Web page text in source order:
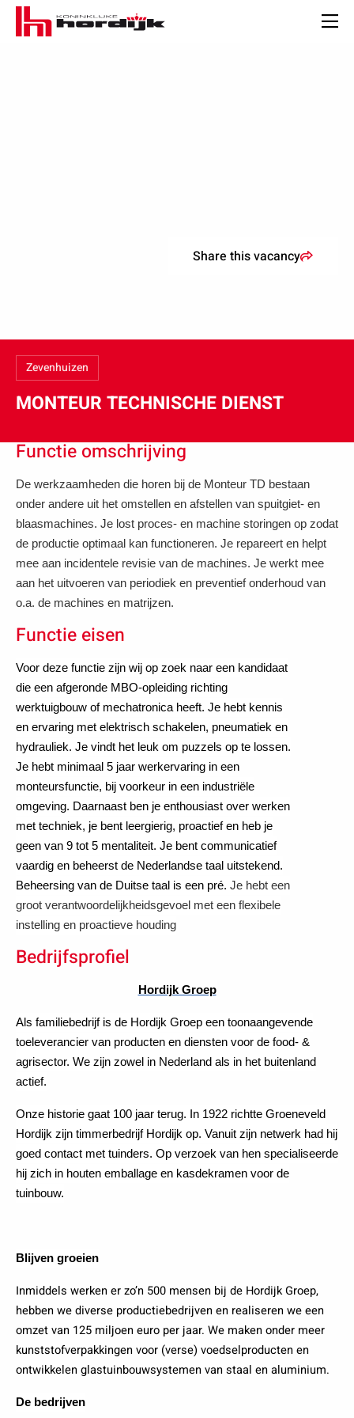
Koninklijke
Hordijk
MONTEUR TECHNISCHE DIENST
Zevenhuizen
Share this vacancy
Functie omschrijving
De werkzaamheden die horen bij de Monteur TD bestaan
onder andere uit het omstellen en afstellen van spuitgiet- en
blaasmachines. Je lost proces- en machine storingen op zodat
de productie optimaal kan functioneren. Je repareert en helpt
mee aan incidentele revisie van de machines. Je werkt mee
aan het uitvoeren van periodiek en preventief onderhoud van
o.a. de machines en matrijzen.
Functie eisen
Voor deze functie zijn wij op zoek naar een kandidaat
die een afgeronde MBO-opleiding richting
werktuigbouw of mechatronica heeft. Je hebt kennis
en ervaring met elektrisch schakelen, pneumatiek en
hydrauliek. Je vindt het leuk om puzzels op te lossen.
Je hebt minimaal 5 jaar werkervaring in een
monteursfunctie, bij voorkeur in een industriële
omgeving. Daarnaast ben je enthousiast over werken
met techniek, je bent leergierig, proactief en heb je
geen van 9 tot 5 mentaliteit. Je bent communicatief
vaardig en beheerst de Nederlandse taal uitstekend.
Beheersing van de Duitse taal is een pré. Je hebt een
groot verantwoordelijkheidsgevoel met een flexibele
instelling en proactieve houding
Bedrijfsprofiel
Hordijk Groep
Als familiebedrijf is de Hordijk Groep een toonaangevende
toeleverancier van producten en diensten voor de food- &
agrisector. We zijn zowel in Nederland als in het buitenland
actief.
Onze historie gaat 100 jaar terug. In 1922 richtte Groeneveld
Hordijk zijn timmerbedrijf Hordijk op. Vanuit zijn netwerk had hij
goed contact met tuinders. Op verzoek van hen specialiseerde
hij zich in houten emballage en kasdekramen voor de
tuinbouw.
Blijven groeien
Inmiddels werken er zo’n 500 mensen bij de Hordijk Groep,
hebben we diverse productiebedrijven en realiseren we een
omzet van 125 miljoen euro per jaar. We maken onder meer
kunststofverpakkingen voor (verse) voedselproducten en
ontwikkelen glastuinbouwsystemen van staal en aluminium.
De bedrijven